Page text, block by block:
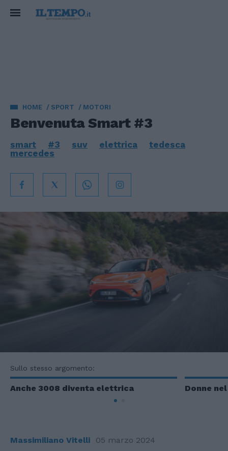
HOME SPORT MOTORI
Benvenuta Smart #3
smart #3 suv elettrica
tedesca
mercedes
Sullo stesso argomento:
Anche 3008 diventa elettrica Donne
Massimiliano Vitelli 05 marzo 2024